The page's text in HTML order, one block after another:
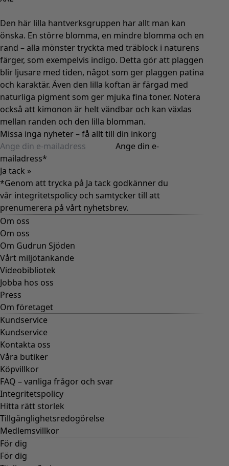
Den här lilla hantverksgruppen har allt man kan
önska. En större blomma, en mindre blomma och en
rand – alla mönster tryckta med träblock i naturens
färger, som exempelvis indigo. Detta gör att plaggen
blir ljusare med tiden, något som ger plaggen patina
och karaktär. Även den lilla koftan är färgad med
naturliga pigment som ger mjuka fina toner. Notera
också att kimonon är helt vändbar och kan växlas
mellan randen och den lilla blomman.
Missa inga nyheter – få allt till din inkorg
Ange din e-
mailadress*
Ja tack »
*Genom att trycka på Ja tack godkänner du
vår integritetspolicy och samtycker till att
prenumerera på vårt nyhetsbrev.
Om oss
Om oss
Om Gudrun Sjöden
Vårt miljötänkande
Videobibliotek
Jobba hos oss
Press
Om företaget
Kundservice
Kundservice
Kontakta oss
Våra butiker
Köpvillkor
FAQ – vanliga frågor och svar
Integritetspolicy
Hitta rätt storlek
Tillgänglighetsredogörelse
Medlemsvillkor
För dig
För dig